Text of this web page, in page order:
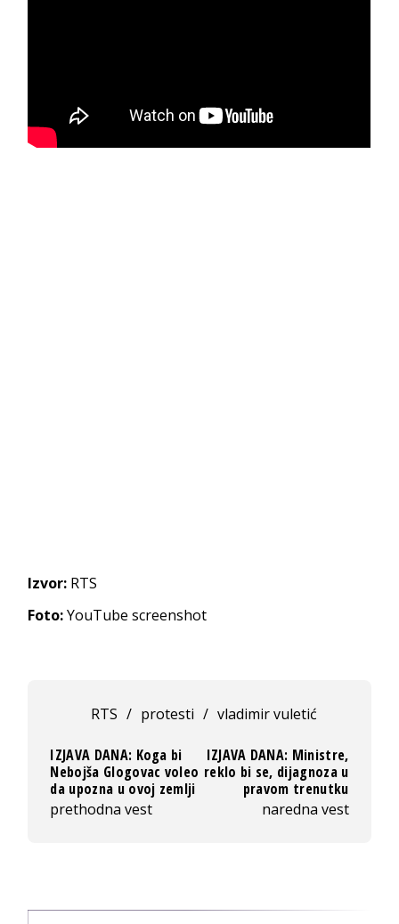
Izvor: RTS
Foto:YouTube screenshot
RTS / protesti / vladimir vuletić
IZJAVA DANA: Koga bi
Nebojša Glogovac voleo
da upozna u ovoj zemlji
prethodna vest
IZJAVA DANA: Ministre,
reklo bi se, dijagnoza u
pravom trenutku
naredna vest